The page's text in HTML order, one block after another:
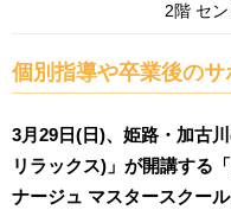
2階 セ
個別指導や卒業後のサ
3月29日(日)、姫路・加古
リラックス)」が開講する
ナージュ マスタースクー